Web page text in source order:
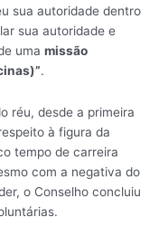
sua autoridade dentro
sua autoridade e
uma missão
.
réu, desde a primeira
à figura da
tempo de carreira
com a negativa do
o Conselho concluiu